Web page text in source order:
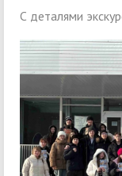
С деталями